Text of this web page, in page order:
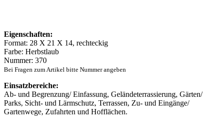
Eigenschaften:
Format: 28 X 21 X 14, rechteckig
Farbe: Herbstlaub
Nummer: 370
Bei Fragen zum Artikel bitte Nummer angeben
Einsatzbereiche:
Ab- und Begrenzung/ Einfassung, Geländeterrassierung, Gärten/
Parks, Sicht- und Lärmschutz, Terrassen, Zu- und Eingänge/
Gartenwege, Zufahrten und Hofflächen.